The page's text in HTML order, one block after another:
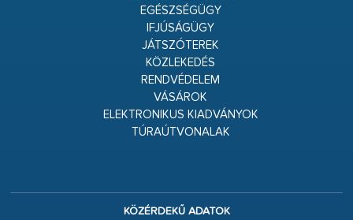
EGÉSZSÉGÜGY
IFJÚSÁGÜGY
JÁTSZÓTEREK
KÖZLEKEDÉS
RENDVÉDELEM
VÁSÁROK
ELEKTRONIKUS KIADVÁNYOK
TÚRAÚTVONALAK
KÖZÉRDEKŰ ADATOK